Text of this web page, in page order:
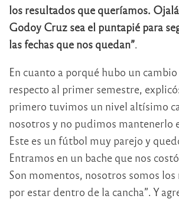
los resultados que queríamos.
Godoy Cruz sea el puntapié para
las fechas que nos quedan”.
En cuanto a porqué hubo un
respecto al primer semestre,
primero tuvimos un nivel altísimo
nosotros y no pudimos mantenerlo
Este es un fútbol muy parejo y
Entramos en un bache que nos
Son momentos, nosotros somos los
por estar dentro de la cancha”. Y